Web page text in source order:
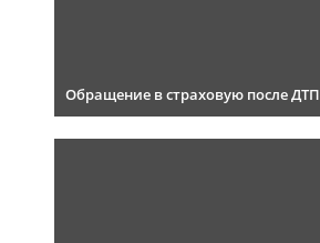
Обращение в страховую после ДТП